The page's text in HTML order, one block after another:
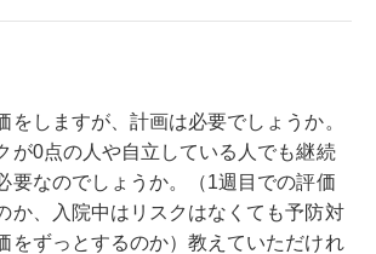
をしますが、計画は必要でしょうか。
が0点の人や自立している人でも継続
要なのでしょうか。（1週目での評価
か、入院中はリスクはなくても予防対
をずっとするのか）教えていただけれ